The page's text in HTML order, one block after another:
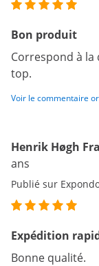
Bon produit
Correspond à
top.
Voir le commentaire
Henrik Høgh
ans
Publié sur
Expédition
Bonne qualité.